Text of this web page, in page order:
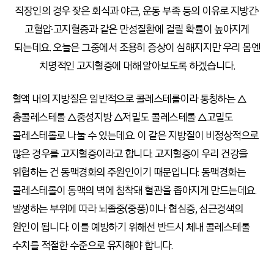
직장인의 경우 잦은 회식과 야근, 운동 부족 등의 이유로 지방간∙
고혈압∙고지혈증과 같은 만성질환에 걸릴 확률이 높아지게
되는데요. 오늘은 그중에서 조용히 증상이 심해지지만 우리 몸엔
치명적인 고지혈증에 대해 알아보도록 하겠습니다.
혈액 내의 지방질은 일반적으로 콜레스테롤이라 통칭하는 △
총콜레스테롤 △중성지방 △저밀도 콜레스테롤 △고밀도
콜레스테롤로 나눌 수 있는데요. 이 같은 지방질이 비정상적으로
많은 경우를 고지혈증이라고 합니다. 고지혈증이 우리 건강을
위협하는 건 동맥경화의 주원인이기 때문입니다. 동맥경화는
콜레스테롤이 동맥의 벽에 침착돼 혈관을 좁아지게 만드는데요.
발생하는 부위에 따라 뇌졸중(중풍)이나 협심증, 심근경색의
원인이 됩니다. 이를 예방하기 위해선 반드시 체내 콜레스테롤
수치를 적절한 수준으로 유지해야 합니다.